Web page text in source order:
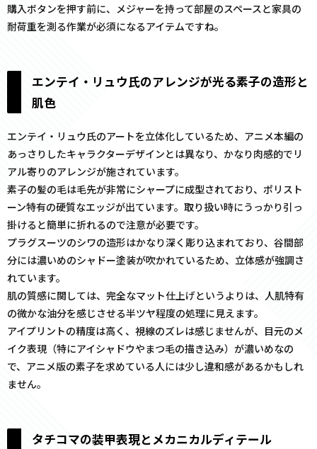
購入ボタンを押す前に、メジャーを持って部屋のスペースと家具の
耐荷重を測る作業が必須になるアイテムですね。
エンテイ・リュウ氏のアレンジが光る素子の造形と
肌色
エンテイ・リュウ氏のアートを立体化しているため、アニメ本編の
あっさりしたキャラクターデザインとは異なり、かなり肉感的でリ
アル寄りのアレンジが施されています。
素子の髪の毛は毛先が非常にシャープに成型されており、ポリスト
ーン特有の硬質なエッジが出ています。取り扱い時にうっかり引っ
掛けると簡単に折れるので注意が必要です。
プラグスーツのシワの造形はかなり深く彫り込まれており、谷間部
分には濃いめのシャドー塗装が吹かれているため、立体感が強調さ
れています。
肌の質感に関しては、完全なマット仕上げというよりは、人肌特有
の微かな油分を感じさせる半ツヤ程度の処理に見えます。
アイプリントの精度は高く、視線のズレは感じませんが、目元のメ
イク表現（特にアイシャドウやまつ毛の描き込み）が濃いめなの
で、アニメ版の素子を求めている人には少し違和感があるかもしれ
ません。
タチコマの装甲表現とメカニカルディテール